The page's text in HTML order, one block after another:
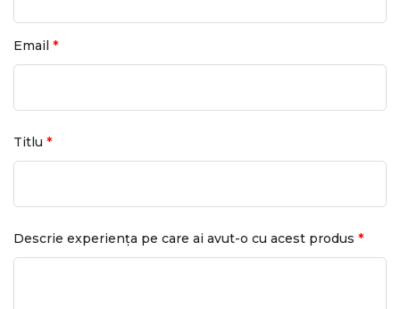
Email *
Titlu *
Descrie experiența pe care ai avut-o cu acest produs *